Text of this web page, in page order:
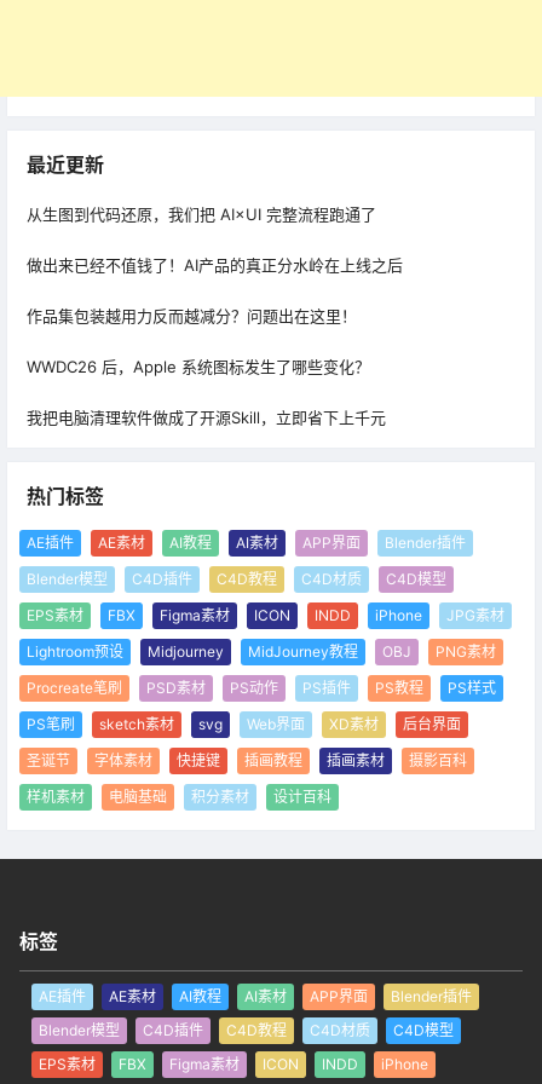
最近更新
从生图到代码还原，我们把 AI×UI 完整流程跑通了
做出来已经不值钱了！AI产品的真正分水岭在上线之后
作品集包装越用力反而越减分？问题出在这里！
WWDC26 后，Apple 系统图标发生了哪些变化？
我把电脑清理软件做成了开源Skill，立即省下上千元
热门标签
AE插件 AE素材 AI教程 AI素材 APP界面
Blender插件
Blender模型
C4D插件 C4D教程 C4D材质
C4D模型
EPS素材
FBX Figma素材 ICON INDD iPhone
JPG素材
Lightroom预设
Midjourney MidJourney教程 OBJ
PNG素材
Procreate笔刷
PSD素材 PS动作 PS插件 PS教程
PS样式
PS笔刷
sketch素材 svg Web界面 XD素材
后台界面
圣诞节
字体素材 快捷键 插画教程 插画素材
摄影百科
样机素材
电脑基础 积分素材 设计百科
标签
AE插件 AE素材 AI教程 AI素材 APP界面
Blender插件
Blender模型
C4D插件 C4D教程 C4D材质
C4D模型
EPS素材
FBX Figma素材 ICON INDD iPhone